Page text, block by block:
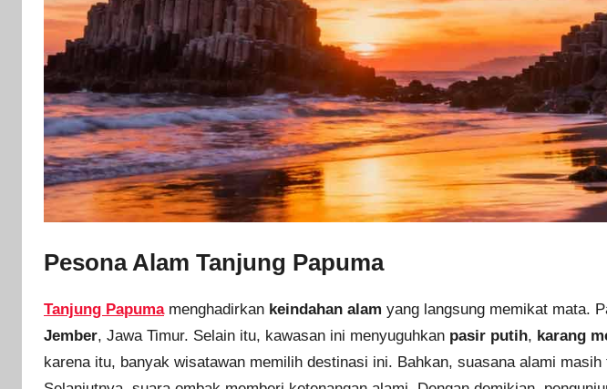
Pesona Alam Tanjung Papuma
Tanjung Papumamenghadirkan keindahan alam yang langsung memikat mata.
Jember, Jawa Timur. Selain itu, kawasan ini menyuguhkan pasir putih, karang
karena itu, banyak wisatawan memilih destinasi ini. Bahkan, suasana alami